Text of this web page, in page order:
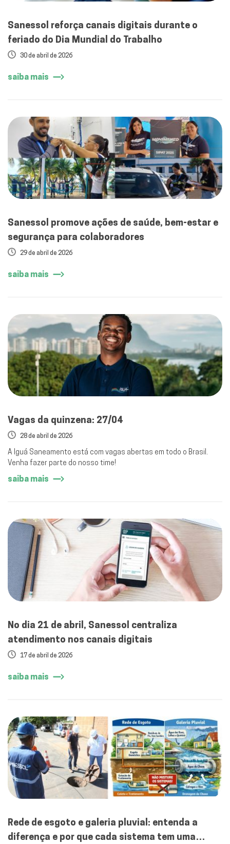
Sanessol reforça canais digitais durante o
feriado do Dia Mundial do Trabalho
30 de abril de 2026
saiba mais
Sanessol promove ações de saúde, bem-estar e
segurança para colaboradores
29 de abril de 2026
saiba mais
Vagas da quinzena: 27/04
28 de abril de 2026
A Iguá Saneamento está com vagas abertas em todo o Brasil.
Venha fazer parte do nosso time!
saiba mais
No dia 21 de abril, Sanessol centraliza
atendimento nos canais digitais
17 de abril de 2026
saiba mais
Rede de esgoto e galeria pluvial: entenda a
diferença e por que cada sistema tem uma